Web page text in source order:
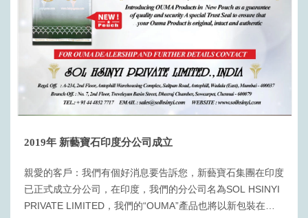
2019年 新藝寶石印度分公司成立
親愛的客戶：我們有個好消息要告訴您，新藝寶石集團在印度
已正式成立分公司，在印度，我們的分公司名為SOL HSINYI
PRIVATE LIMITED，我們的“OUMA”產品也將以新包裝在印